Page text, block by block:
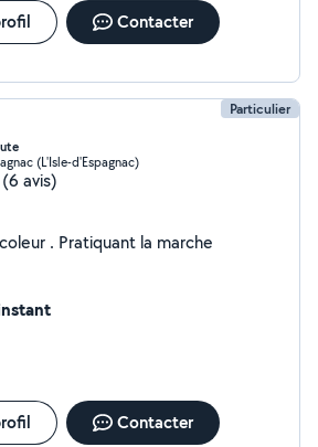
Contacter
Particulier
(L'Isle-d'Espagnac)
(6 avis)
. Pratiquant la marche
Contacter